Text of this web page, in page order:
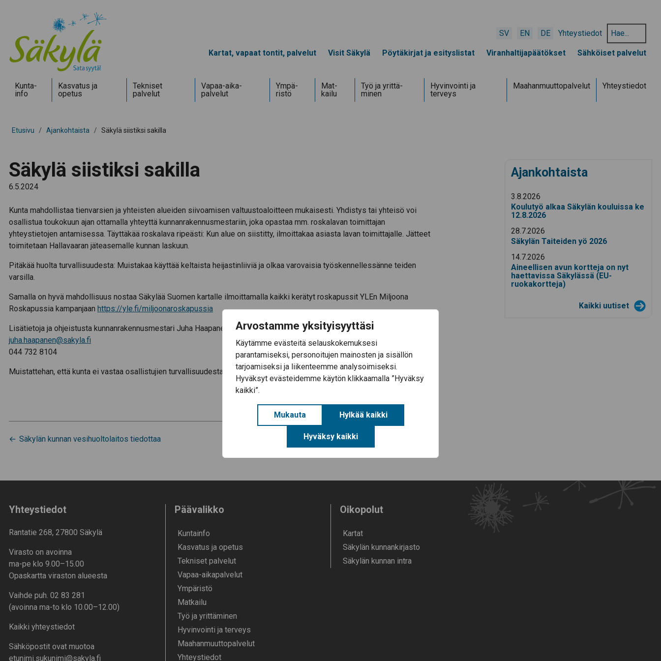
Arvostamme yksityisyyttäsi
Käytämme evästeitä selauskokemuksesi
parantamiseksi, personoitujen mainosten ja sisällön
tarjoamiseksi ja liikenteemme analysoimiseksi.
Hyväksyt evästeidemme käytön klikkaamalla ”Hyväksy
kaikki”.
Mukauta Hylkää kaikki
Hyväksy kaikki
SV EN DE Yhteystiedot
Hae
hakusanalla:
Kartat, vapaat tontit, palvelut
Visit Säkylä Pöytäkirjat ja esityslistat Viranhaltijapäätökset Sähköiset palvelut
Kunta­
info
Kasvatus ja
opetus
Tekniset
palvelut
Vapaa-aika­
palvelut
Ympä­
ristö
Mat­
kailu
Työ ja yrittä­
minen
Hyvinvointi ja
terveys
Maahanmuuttopalvelut Yhteystiedot
Etusivu / Ajankohtaista / Säkylä siistiksi sakilla
Säkylä siistiksi sakilla
6.5.2024
Kunta mahdollistaa tienvarsien ja yhteisten alueiden siivoamisen valtuustoaloitteen mukaisesti. Yhdistys tai yhteisö voi
osallistua toukokuun ajan ottamalla yhteyttä kunnanrakennusmestariin, joka opastaa mm. roskalavan toimittajan
yhteystietojen antamisessa. Täyttäkää roskalava ripeästi: Kun alue on siistitty, ilmoittakaa asiasta lavan toimittajalle. Jätteet
toimitetaan Hallavaaran jäteasemalle kunnan laskuun.
Pitäkää huolta turvallisuudesta: Muistakaa käyttää keltaista heijastinliiviä ja olkaa varovaisia työskennellessänne teiden
varsilla.
Samalla on hyvä mahdollisuus nostaa Säkylää Suomen kartalle ilmoittamalla kaikki kerätyt roskapussit YLEn Miljoona
Roskapussia kampanjaan https://yle.fi/miljoonaroskapussia
Lisätietoja ja ohjeistusta kunnanrakennusmestari Juha Haapanen
juha.haapanen@sakyla.fi
044 732 8104
Muistattehan, että kunta ei vastaa osallistujien turvallisuudesta, joten olettehan huolellisia ja varovaisia!
Artikkelien
Säkylän kunnan vesihuoltolaitos tiedottaa
Uudistuneeseen Pyhäjärviseudun palvelukarttaan on koottu
kolmen kunnan palvelut
Ajankohtaista
3.8.2026
Koulutyö alkaa Säkylän kouluissa ke
12.8.2026
28.7.2026
Säkylän Taiteiden yö 2026
14.7.2026
Aineellisen avun kortteja on nyt
haettavissa Säkylässä (EU-
ruokakortteja)
Kaikki uutiset
Yhteystiedot
Rantatie 268, 27800 Säkylä
Virasto on avoinna
ma-pe klo 9.00–15.00
Opaskartta viraston alueesta
Vaihde puh. 02 83 281
(avoinna ma-to klo 10.00–12.00)
Kaikki yhteystiedot
Sähköpostit ovat muotoa
etunimi.sukunimi@sakyla.fi
Päävalikko
Kunta­info
Kasvatus ja opetus
Tekniset palvelut
Vapaa-aika­palvelut
Ympä­ristö
Mat­kailu
Työ ja yrittä­minen
Hyvinvointi ja terveys
Maahanmuuttopalvelut
Yhteystiedot
Oikopolut
Kartat
Säkylän kunnankirjasto
Säkylän kunnan intra